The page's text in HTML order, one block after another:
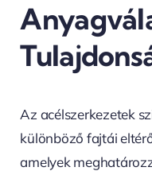
Az acélszerkezetek
különböző fajtái
amelyek